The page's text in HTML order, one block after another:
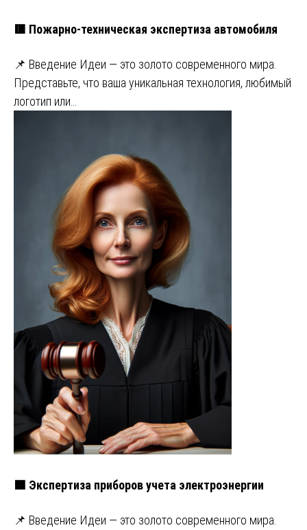
🟥 Пожарно-техническая экспертиза автомобиля
📌 Введение Идеи — это золото современного мира.
Представьте, что ваша уникальная технология, любимый
логотип или…
🟩 Экспертиза приборов учета электроэнергии
📌 Введение Идеи — это золото современного мира.